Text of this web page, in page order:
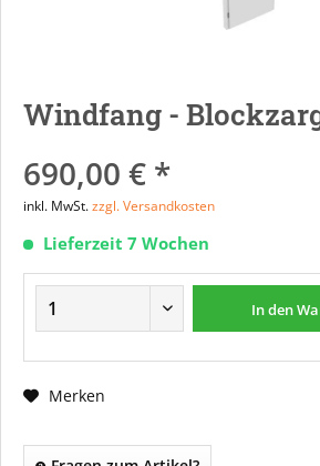
Windfang -
690,00 € *
inkl. MwSt.zzgl. Versandkosten
Lieferzeit 7 Wochen
In den
Merken